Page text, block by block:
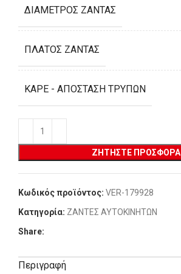
ΔΙΆΜΕΤΡΟΣ ΖΆΝΤΑΣ
ΠΛΆΤΟΣ ΖΆΝΤΑΣ
ΚΑΡΈ - ΑΠΌΣΤΑΣΗ ΤΡΥΠΏΝ
ΖΗΤΉΣΤΕ ΠΡΟΣΦΟΡΆ
Κωδικός προϊόντος: VER-179928
Κατηγορία: ΖΑΝΤΕΣ ΑΥΤΟΚΙΝΗΤΩΝ
Share:
Περιγραφή